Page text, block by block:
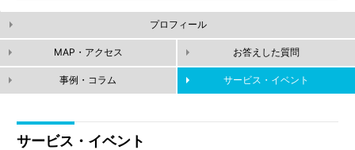
プロフィール
MAP・アクセス お答えした質問
事例・コラム サービス・イベント
サービス・イベント